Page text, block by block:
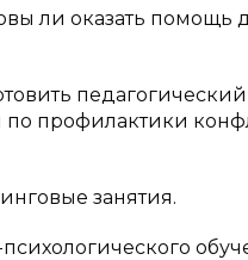
ли оказать помощь
профилактики
занятия.